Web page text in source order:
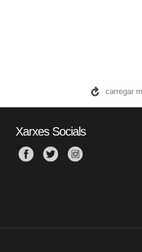
carregar
Xarxes Socials